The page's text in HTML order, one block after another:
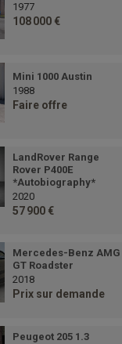
1977
108 000 €
Mini 1000 Austin
1988
Faire offre
LandRover Range
Rover P400E
*Autobiography*
2020
57 900 €
Mercedes-Benz AMG
GT Roadster
2018
Prix sur demande
Peugeot 205 1.3